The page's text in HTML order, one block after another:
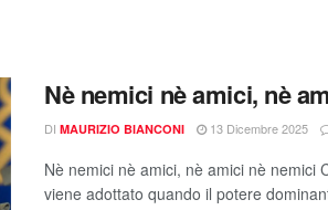
Nè nemici nè amici, nè
DI MAURIZIO BIANCONI 13 Dicembre 2025
Nè nemici nè amici, nè amici nè nemici
viene adottato quando il potere